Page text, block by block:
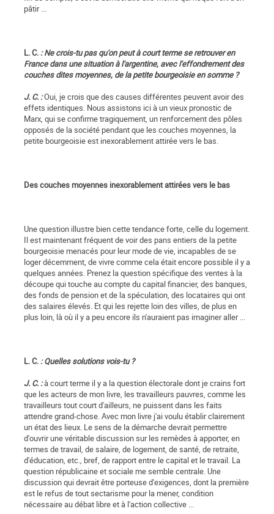
pâtir ...
L. C. : Ne crois-tu pas qu'on peut à court terme se retrouver en
France dans une situation à l'argentine, avec l'effondrement des
couches dites moyennes, de la petite bourgeoisie en somme ?
J. C. :Oui, je crois que des causes différentes peuvent avoir des
effets identiques. Nous assistons ici à un vieux pronostic de
Marx, qui se confirme tragiquement, un renforcement des pôles
opposés de la société pendant que les couches moyennes, la
petite bourgeoisie est inexorablement attirée vers le bas.
Des couches moyennes inexorablement attirées vers le bas
Une question illustre bien cette tendance forte, celle du logement.
Il est maintenant fréquent de voir des pans entiers de la petite
bourgeoisie menacés pour leur mode de vie, incapables de se
loger décemment, de vivre comme cela était encore possible il y a
quelques années. Prenez la question spécifique des ventes à la
découpe qui touche au compte du capital financier, des banques,
des fonds de pension et de la spéculation, des locataires qui ont
des salaires élevés. Et qui les rejette loin des villes, de plus en
plus loin, là où il y a peu encore ils n'auraient pas imaginer aller ...
L. C. : Quelles solutions vois-tu ?
J. C. :à court terme il y a la question électorale dont je crains fort
que les acteurs de mon livre, les travailleurs pauvres, comme les
travailleurs tout court d'ailleurs, ne puissent dans les faits
attendre grand-chose. Avec mon livre j'ai voulu établir clairement
un état des lieux. Le sens de la démarche devrait permettre
d'ouvrir une véritable discussion sur les remèdes à apporter, en
termes de travail, de salaire, de logement, de santé, de retraite,
d'éducation, etc., bref, de rapport entre le capital et le travail. La
question républicaine et sociale me semble centrale. Une
discussion qui devrait être porteuse d'exigences, dont la première
est le refus de tout sectarisme pour la mener, condition
nécessaire au débat libre et à l'action collective ...